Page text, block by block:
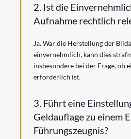
2. Ist die
Aufnahme rechtlich
Ja. War die Herstellung der
einvernehmlich, kann dies
insbesondere bei der Frage, ob
erforderlich ist.
3. Führt eine
Geldauflage zu einem
Führungszeugnis?